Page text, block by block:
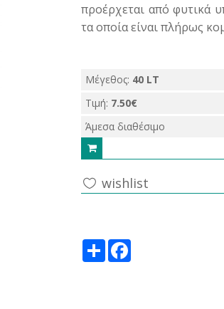
προέρχεται από φυτικά
τα οποία είναι πλήρως
Μέγεθος: 40 LT
Τιμή: 7.50€
Άμεσα διαθέσιμο
wishlist
Share